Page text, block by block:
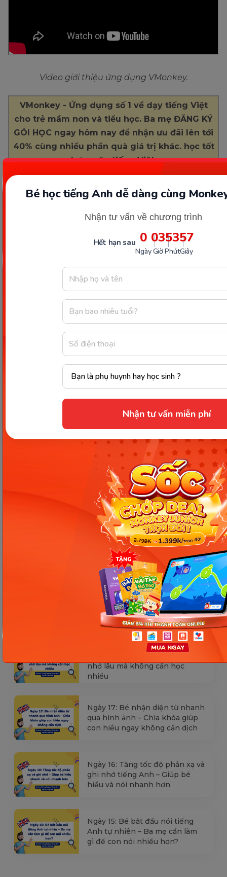
Bé học tiếng Anh dễ dàng cùng
Nhận tư vấn về chương trình
Hết hạn sau 0
Ngày
03
Giờ
53
Phút
56
Giây
Nhận tư vấn miễn phí
Video giới thiệu ứng dụng VMonkey.
VMonkey - Ứng dụng số 1 về dạy tiếng Việt
cho trẻ mầm non và tiểu học. Ba mẹ ĐĂNG KÝ
GÓI HỌC ngay hôm nay để nhận ưu đãi lên tới
40% cùng nhiều phần quà giá trị khác. học tốt
hơn môn tiếng Việt.
Soạn bài Ai có lỗi lớp 3 trang 12 SGK Tiếng Việt
Dạy bé học bài anh đom đóm lớp 3 môn Tiếng
Chia sẻ ngay
Thông tin trong bài viết được tổng hợp nhằm
mục đích tham khảo và có thể thay đổi mà
không cần báo trước. Quý khách vui lòng
kiểm tra lại qua các kênh chính thức hoặc liên
hệ trực tiếp với đơn vị liên quan để nắm bắt
tình hình thực tế.
Các Bài Viết Mới Nhất
[Thảo luận] Cơn thịnh nộ (ăn
vạ) của trẻ | Kỷ luật tích cực #17
Ngày 18: Vì sao bé nhanh quên
nhớ lâu mà không cần học
nhiều
Ngày 17: Bé nhận diện từ nhanh
qua hình ảnh – Chìa khóa giúp
con hiểu ngay không cần dịch
Ngày 16: Tăng tốc độ phản xạ và
ghi nhớ tiếng Anh – Giúp bé
hiểu và nói nhanh hơn
Ngày 15: Bé bắt đầu nói tiếng
Anh tự nhiên – Ba mẹ cần làm
gì để con nói nhiều hơn?